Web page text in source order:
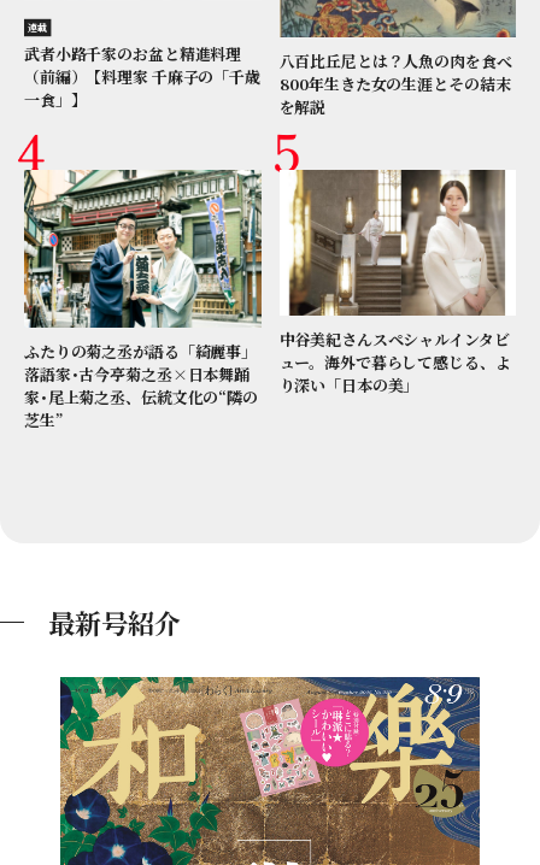
連載
武者小路千家のお盆と精進料理
（前編）【料理家 千麻子の「千歳
一食」】
八百比丘尼とは？人魚の肉を食べ
800年生きた女の生涯とその結末
を解説
ふたりの菊之丞が語る「綺麗事」
落語家･古今亭菊之丞×日本舞踊
家･尾上菊之丞、伝統文化の“隣の
芝生”
中谷美紀さんスペシャルインタビ
ュー。海外で暮らして感じる、よ
り深い「日本の美」
最新号紹介